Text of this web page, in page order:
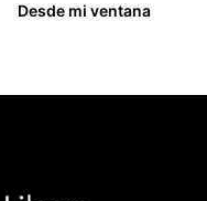
Desde mi ventana